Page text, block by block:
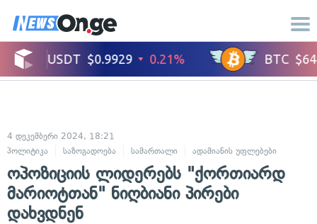
4 დეკემბერი 2024, 18:21
პოლიტიკა
საზოგადოება სამართალი ადამიანის უფლებები
ოპოზიციის ლიდერებს "ქორთიარდ
მარიოტთან" ნიღბიანი პირები
დახვდნენ